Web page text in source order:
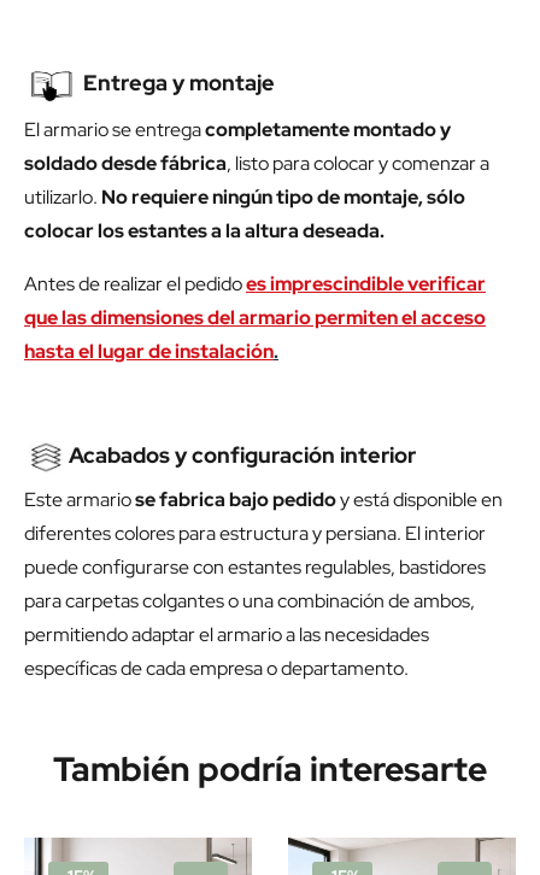
Entrega y montaje
El armario se entregacompletamente montado y
soldado desde fábrica, listo para colocar y comenzar a
utilizarlo. No requiere ningún tipo de montaje, sólo
colocar los estantes a la altura deseada.
Antes de realizar el pedidoes imprescindible verificar
que las dimensiones del armario permiten el acceso
hasta el lugar de instalación.
Acabados y configuración interior
Este armariose fabrica bajo pedidoy está disponible en
diferentes colores para estructura y persiana. El interior
puede configurarse con estantes regulables, bastidores
para carpetas colgantes o una combinación de ambos,
permitiendo adaptar el armario a las necesidades
específicas de cada empresa o departamento.
También podría interesarte